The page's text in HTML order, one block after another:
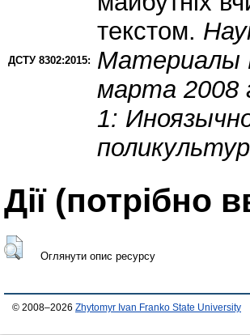
ДСТУ 8302:2015:
текстом.
Материалы
марта 2008
1:
Дії ​​(потрібно
Оглянути опис ресурсу
© 2008–2026 Zhytomyr Ivan Franko State University